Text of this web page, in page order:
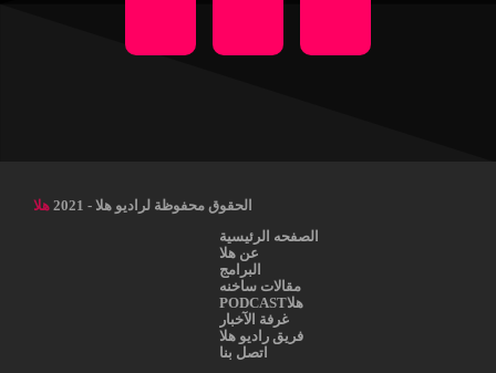
الحقوق محفوظة لراديو هلا - 2021
هلا
الصفحه الرئيسية
عن هلا
البرامج
مقالات ساخنه
هلاPODCAST
غرفة الآخبار
فريق راديو هلا
اتصل بنا